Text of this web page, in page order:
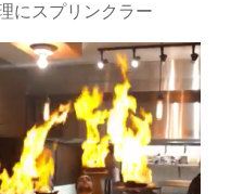
にスプリンクラー